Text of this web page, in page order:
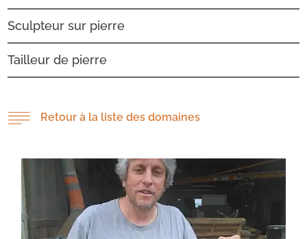
Sculpteur sur pierre
Tailleur de pierre
Retour à la liste des domaines